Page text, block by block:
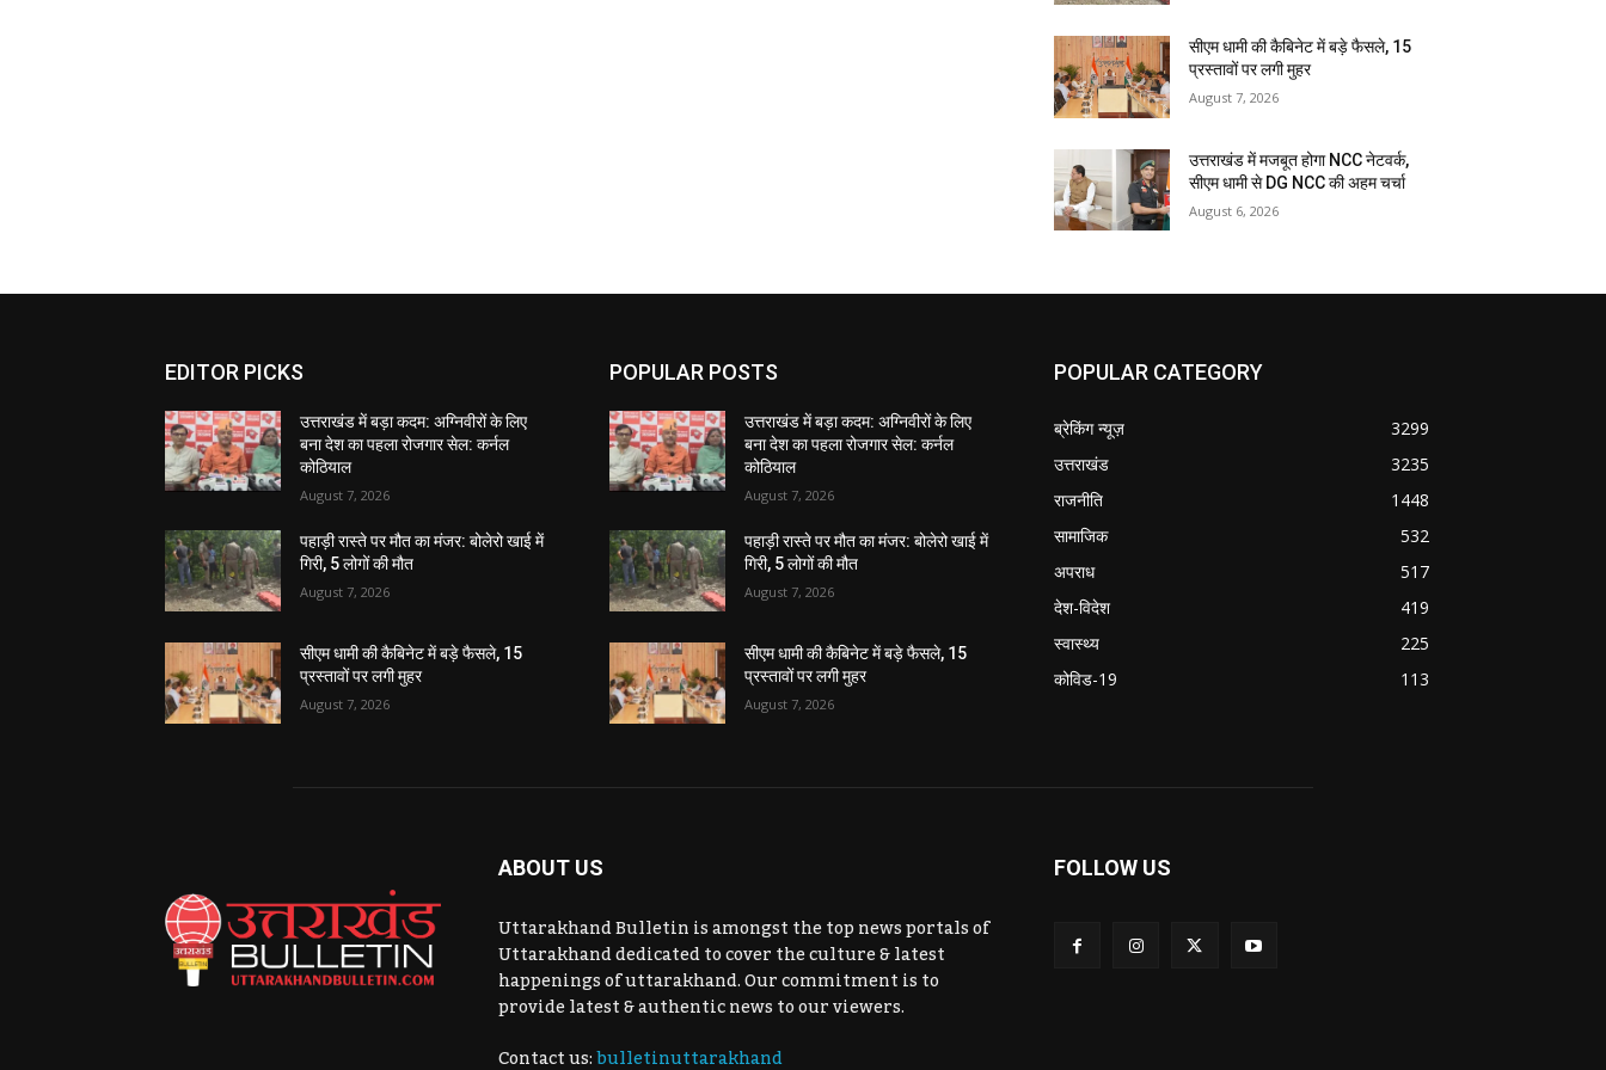
सीएम धामी की कैबिनेट में बड़े फैसले, 15
प्रस्तावों पर लगी मुहर
August 7, 2026
उत्तराखंड में मजबूत होगा NCC नेटवर्क,
सीएम धामी से DG NCC की अहम चर्चा
August 6, 2026
EDITOR PICKS
उत्तराखंड में बड़ा कदम: अग्निवीरों के लिए
बना देश का पहला रोजगार सेल: कर्नल
कोठियाल
August 7, 2026
पहाड़ी रास्ते पर मौत का मंजर: बोलेरो खाई में
गिरी, 5 लोगों की मौत
August 7, 2026
सीएम धामी की कैबिनेट में बड़े फैसले, 15
प्रस्तावों पर लगी मुहर
August 7, 2026
POPULAR POSTS
उत्तराखंड में बड़ा कदम: अग्निवीरों के लिए
बना देश का पहला रोजगार सेल: कर्नल
कोठियाल
August 7, 2026
पहाड़ी रास्ते पर मौत का मंजर: बोलेरो खाई में
गिरी, 5 लोगों की मौत
August 7, 2026
सीएम धामी की कैबिनेट में बड़े फैसले, 15
प्रस्तावों पर लगी मुहर
August 7, 2026
POPULAR CATEGORY
ब्रेकिंग न्यूज़
3299
उत्तराखंड
3235
राजनीति
1448
सामाजिक
532
अपराध
517
देश-विदेश
419
स्वास्थ्य
225
कोविड-19
113
ABOUT US
Uttarakhand Bulletin is amongst the top news portals of
Uttarakhand dedicated to cover the culture & latest
happenings of uttarakhand. Our commitment is to
provide latest & authentic news to our viewers.
Contact us:bulletinuttarakhand
FOLLOW US